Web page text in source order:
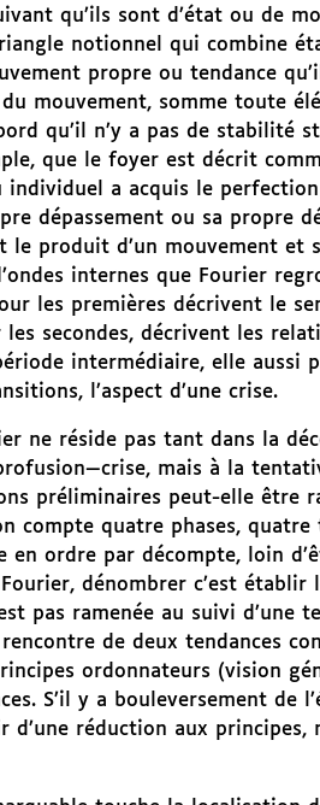
qu’ils sont d’état ou de
notionnel qui combine
propre ou tendance
mouvement, somme toute
qu’il n’y a pas de
que le foyer est décrit
individuel a acquis le
dépassement ou sa propre
le produit d’un mouvement
internes que Fourier
les premières décrivent le
les secondes, décrivent les
intermédiaire, elle aussi
l’aspect d’une crise.
ne réside pas tant dans la
mais à la
préliminaires peut-elle être
compte quatre phases,
en ordre par décompte, loin
dénombrer c’est
pas ramenée au suivi d’une
de deux tendances
ordonnateurs (vision
S’il y a bouleversement de
d’une réduction aux principes,